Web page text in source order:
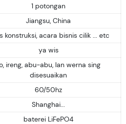
1 potongan
Jiangsu, China
konstruksi, acara bisnis cilik ... etc
ya wis
ireng, abu-abu, lan werna sing
disesuaikan
60/50hz
Shanghai...
baterei LiFePO4